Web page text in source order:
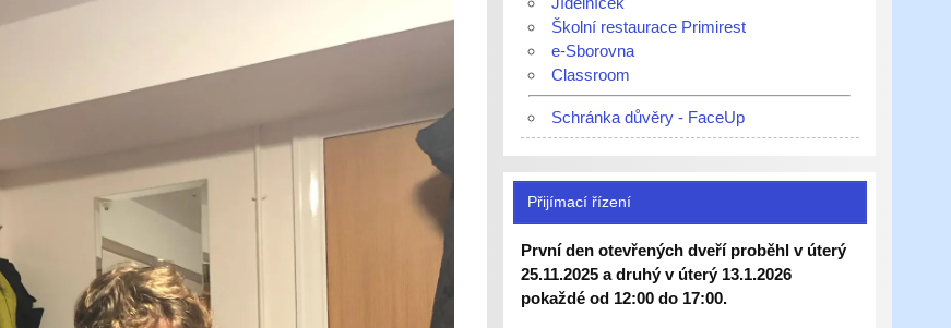
Školní restaurace Primirest
e-Sborovna
Classroom
Schránka důvěry - FaceUp
Přijímací řízení
První den otevřených dveří proběhl v úterý
25.11.2025 a druhý v úterý 13.1.2026
pokaždé od 12:00 do 17:00.